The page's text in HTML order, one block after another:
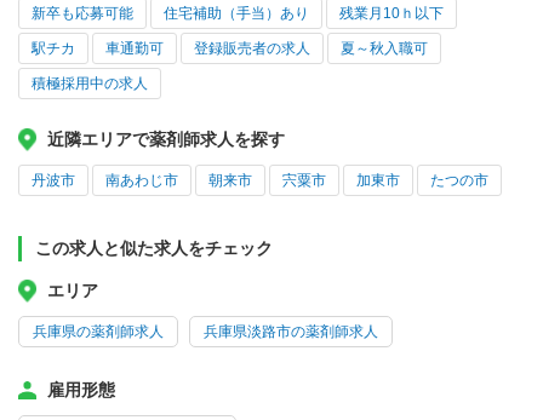
新卒も応募可能 住宅補助（手当）あり 残業月10ｈ以下
駅チカ 車通勤可 登録販売者の求人 夏～秋入職可
積極採用中の求人
近隣エリアで薬剤師求人を探す
丹波市 南あわじ市 朝来市 宍粟市 加東市 たつの市
この求人と似た求人をチェック
エリア
兵庫県の薬剤師求人 兵庫県淡路市の薬剤師求人
雇用形態